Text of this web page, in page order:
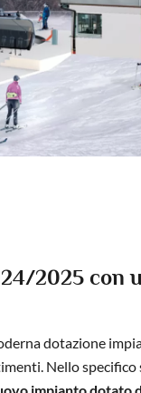
2025 con
dotazione
Nello specifico